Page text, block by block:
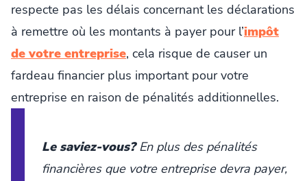
respecte pas les délais concernant les déclarations
à remettre où les montants à payer pour l’impôt
de votre entreprise, cela risque de causer un
fardeau financier plus important pour votre
entreprise en raison de pénalités additionnelles.
Le saviez-vous?En plus des pénalités
financières que votre entreprise devra payer,